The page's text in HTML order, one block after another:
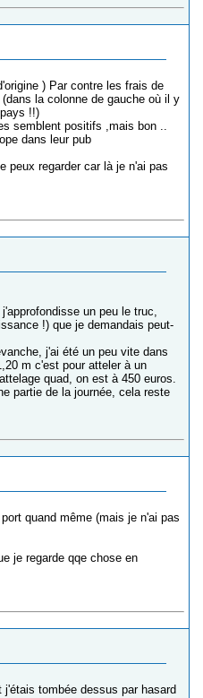
) Par contre les frais de
la colonne de gauche où il y
!!)
semblent positifs ,mais bon ..
dans leur pub
peux regarder car là je n'ai pas
un peu le truc,
!) que je demandais peut-
j'ai été un peu vite dans
m c'est pour atteler à un
quad, on est à 450 euros.
partie de la journée, cela reste
quand même (mais je n'ai pas
je regarde qqe chose en
tombée dessus par hasard